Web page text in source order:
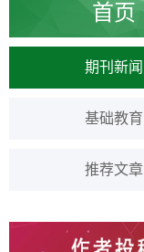
首页
期刊新闻
基础教育
推荐文章